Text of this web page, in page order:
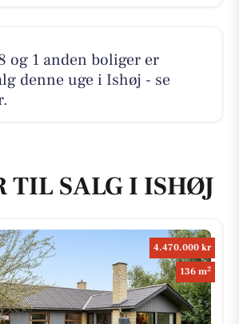
og 1 anden boliger er
denne uge i Ishøj - se
TIL SALG I ISHØJ
4.470.000 kr
136 m2